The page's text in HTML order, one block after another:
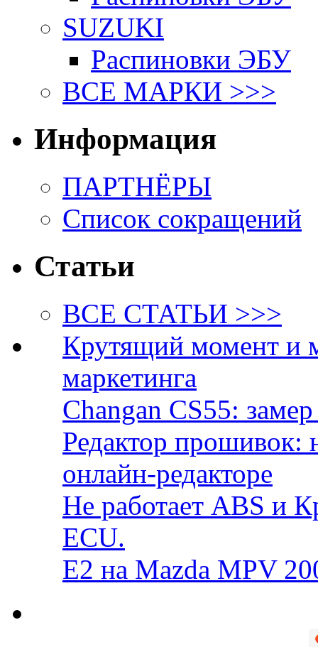
SUZUKI
Распиновки ЭБУ
ВСЕ МАРКИ >>>
Информация
ПАРТНЁРЫ
Список сокращений
Статьи
ВСЕ СТАТЬИ >>>
Крутящий момент и
маркетинга
Changan CS55:
Редактор прошивок:
онлайн-редакторе
Не работает ABS и
ECU.
E2 на Mazda MPV